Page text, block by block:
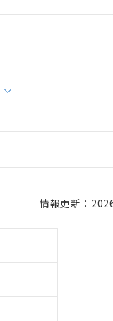
情報更新：